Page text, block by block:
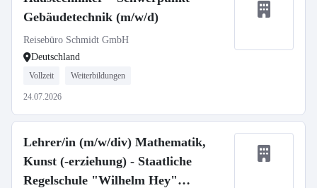
Gebäudetechnik (m/w/d)
Reisebüro Schmidt GmbH
Deutschland
Vollzeit Weiterbildungen
24.07.2026
Lehrer/in (m/w/div) Mathematik,
Kunst (-erziehung) - Staatliche
Regelschule "Wilhelm Hey"